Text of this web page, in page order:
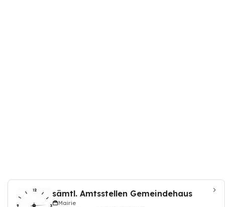
sämtl. Amtsstellen Gemeindehaus
Mairie